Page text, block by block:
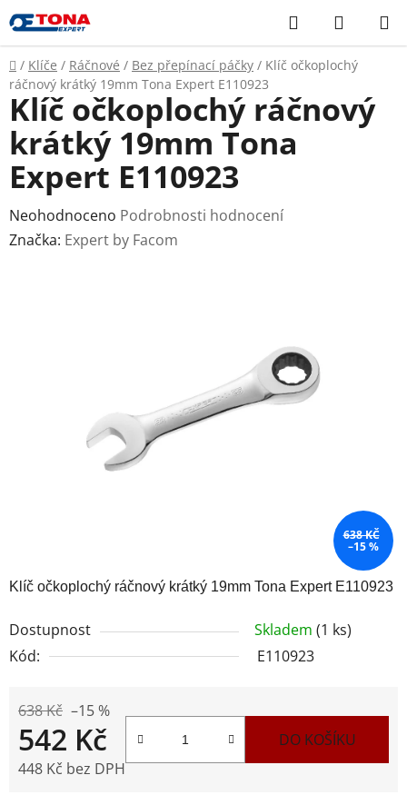
Přejít
na
obsah
Hledat
KOŠÍK
Domů
/ Klíče / Ráčnové / Bez přepínací páčky / Klíč očkoplochý
ráčnový krátký 19mm Tona Expert E110923
Klíč očkoplochý ráčnový krátký 19mm Tona Expert E110923
Dostupnost Skladem (1 ks)
Kód:
E110923
638 Kč –15 %
542 Kč
448 Kč bez DPH
DO KOŠÍKU
Klíč očkoplochý ráčnový
krátký 19mm Tona
Expert E110923
Průměrné
hodnocení
Neohodnoceno Podrobnosti hodnocení
Značka: Expert by Facom
638 KČ
–15 %